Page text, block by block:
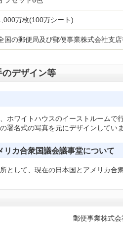
万枚(100万シート)
国の郵便局及び郵便事業株式会社支
デザイン等
ホワイトハウスのイーストルームで
署名式の写真を元にデザインしてい
リカ合衆国議会議事堂について
として、現在の日本国とアメリカ合
郵便事業株式